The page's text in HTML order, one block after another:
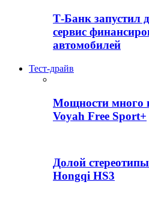
Т-Банк запустил
сервис
автомобилей
Тест-драйв
Мощности много
Voyah Free Sport+
Долой
Hongqi HS3